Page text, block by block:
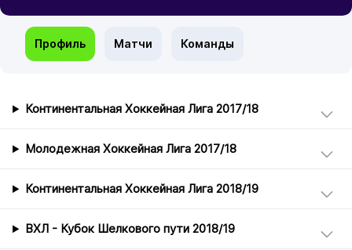
Профиль Матчи Команды
Континентальная Хоккейная Лига 2017/18
Молодежная Хоккейная Лига 2017/18
Континентальная Хоккейная Лига 2018/19
ВХЛ - Кубок Шелкового пути 2018/19